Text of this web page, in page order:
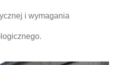
i wymagania